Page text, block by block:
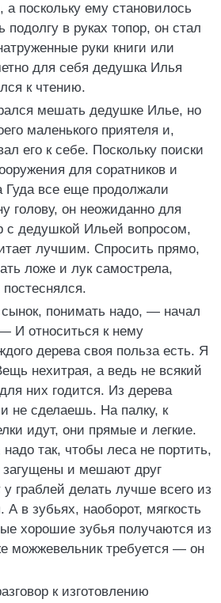
а поскольку ему становилось
подолгу в руках топор, он стал
руки книги или
для себя дедушка Илья
к чтению.
мешать дедушке Илье, но
маленького приятеля и,
его к себе. Поскольку поиски
для соратников и
Гуда все еще продолжали
голову, он неожиданно для
с дедушкой Ильей вопросом,
лучшим. Спросить прямо,
ложе и лук самострела,
понимать надо, — начал
И относиться к нему
дерева своя польза есть. Я
нехитрая, а ведь не всякий
них годится. Из дерева
не сделаешь. На палку, к
идут, они прямые и легкие.
так, чтобы леса не портить,
загущены и мешают друг
граблей делать лучше всего из
А в зубьях, наоборот, мягкость
хорошие зубья получаются из
можжевельник требуется — он
к изготовлению